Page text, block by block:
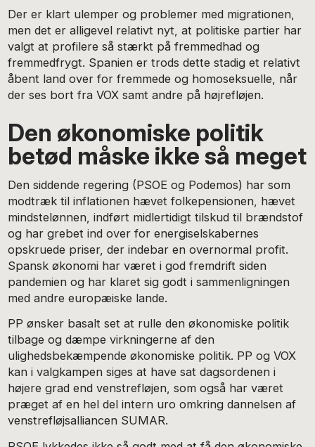
Der er klart ulemper og problemer med migrationen,
men det er alligevel relativt nyt, at politiske partier har
valgt at profilere så stærkt på fremmedhad og
fremmedfrygt. Spanien er trods dette stadig et relativt
åbent land over for fremmede og homoseksuelle, når
der ses bort fra VOX samt andre på højrefløjen.
Den økonomiske politik
betød måske ikke så meget
Den siddende regering (PSOE og Podemos) har som
modtræk til inflationen hævet folkepensionen, hævet
mindstelønnen, indført midlertidigt tilskud til brændstof
og har grebet ind over for energiselskabernes
opskruede priser, der indebar en overnormal profit.
Spansk økonomi har været i god fremdrift siden
pandemien og har klaret sig godt i sammenligningen
med andre europæiske lande.
PP ønsker basalt set at rulle den økonomiske politik
tilbage og dæmpe virkningerne af den
ulighedsbekæmpende økonomiske politik. PP og VOX
kan i valgkampen siges at have sat dagsordenen i
højere grad end venstrefløjen, som også har været
præget af en hel del intern uro omkring dannelsen af
venstrefløjsalliancen SUMAR.